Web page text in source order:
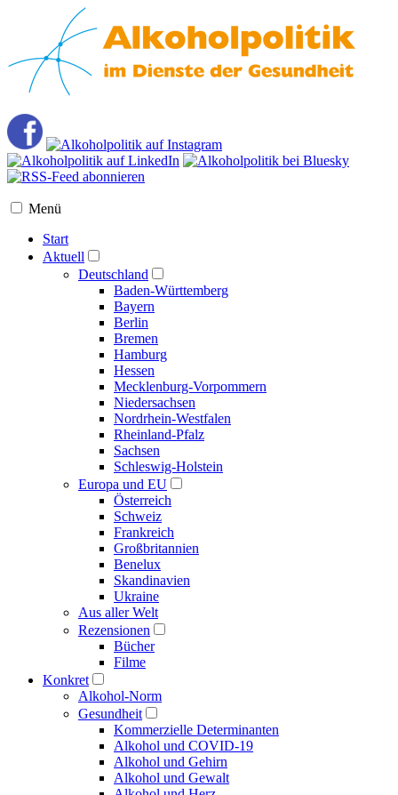
Menü
Start
Aktuell
Deutschland
Baden-Württemberg
Bayern
Berlin
Bremen
Hamburg
Hessen
Mecklenburg-Vorpommern
Niedersachsen
Nordrhein-Westfalen
Rheinland-Pfalz
Sachsen
Schleswig-Holstein
Europa und EU
Österreich
Schweiz
Frankreich
Großbritannien
Benelux
Skandinavien
Ukraine
Aus aller Welt
Rezensionen
Bücher
Filme
Konkret
Alkohol-Norm
Gesundheit
Kommerzielle Determinanten
Alkohol und COVID-19
Alkohol und Gehirn
Alkohol und Gewalt